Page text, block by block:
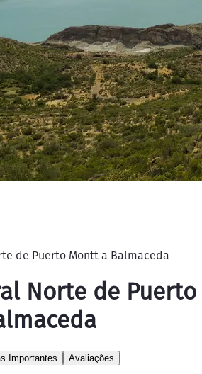
de Puerto Montt a Balmaceda
Norte de Puerto
Importantes
Avaliações